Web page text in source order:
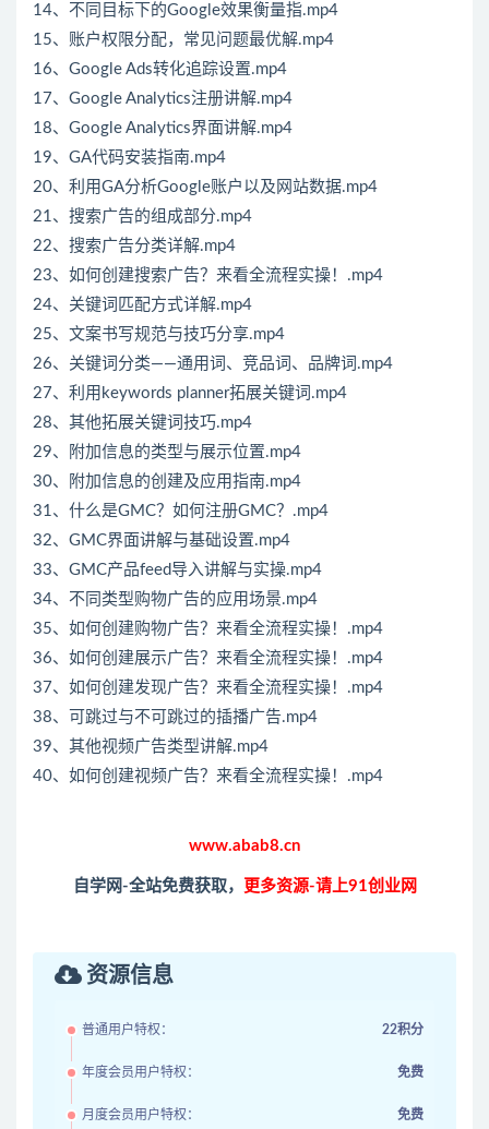
14、不同目标下的Google效果衡量指.mp4
15、账户权限分配，常见问题最优解.mp4
16、Google Ads转化追踪设置.mp4
17、Google Analytics注册讲解.mp4
18、Google Analytics界面讲解.mp4
19、GA代码安装指南.mp4
20、利用GA分析Google账户以及网站数据.mp4
21、搜索广告的组成部分.mp4
22、搜索广告分类详解.mp4
23、如何创建搜索广告？来看全流程实操！.mp4
24、关键词匹配方式详解.mp4
25、文案书写规范与技巧分享.mp4
26、关键词分类——通用词、竞品词、品牌词.mp4
27、利用keywords planner拓展关键词.mp4
28、其他拓展关键词技巧.mp4
29、附加信息的类型与展示位置.mp4
30、附加信息的创建及应用指南.mp4
31、什么是GMC？如何注册GMC？.mp4
32、GMC界面讲解与基础设置.mp4
33、GMC产品feed导入讲解与实操.mp4
34、不同类型购物广告的应用场景.mp4
35、如何创建购物广告？来看全流程实操！.mp4
36、如何创建展示广告？来看全流程实操！.mp4
37、如何创建发现广告？来看全流程实操！.mp4
38、可跳过与不可跳过的插播广告.mp4
39、其他视频广告类型讲解.mp4
40、如何创建视频广告？来看全流程实操！.mp4
www.abab8.cn
自学网-全站免费获取， 更多资源-请上91创业网
资源信息
普通用户特权： 22积分
年度会员用户特权： 免费
月度会员用户特权： 免费